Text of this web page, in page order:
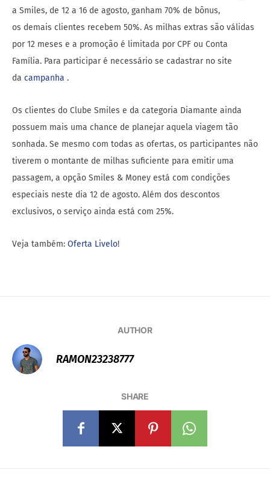
a Smiles, de 12 a 16 de agosto, ganham 70% de bônus,
os demais clientes recebem 50%. As milhas extras são válidas
por 12 meses e a promoção é limitada por CPF ou Conta
Família. Para participar é necessário se cadastrar no site
da campanha .
Os clientes do Clube Smiles e da categoria Diamante ainda
possuem mais uma chance de planejar aquela viagem tão
sonhada. Se mesmo com todas as ofertas, os participantes não
tiverem o montante de milhas suficiente para emitir uma
passagem, a opção Smiles & Money está com condições
especiais neste dia 12 de agosto. Além dos descontos
exclusivos, o serviço ainda está com 25%.
Veja também: Oferta Livelo!
AUTHOR
RAMON23238777
SHARE